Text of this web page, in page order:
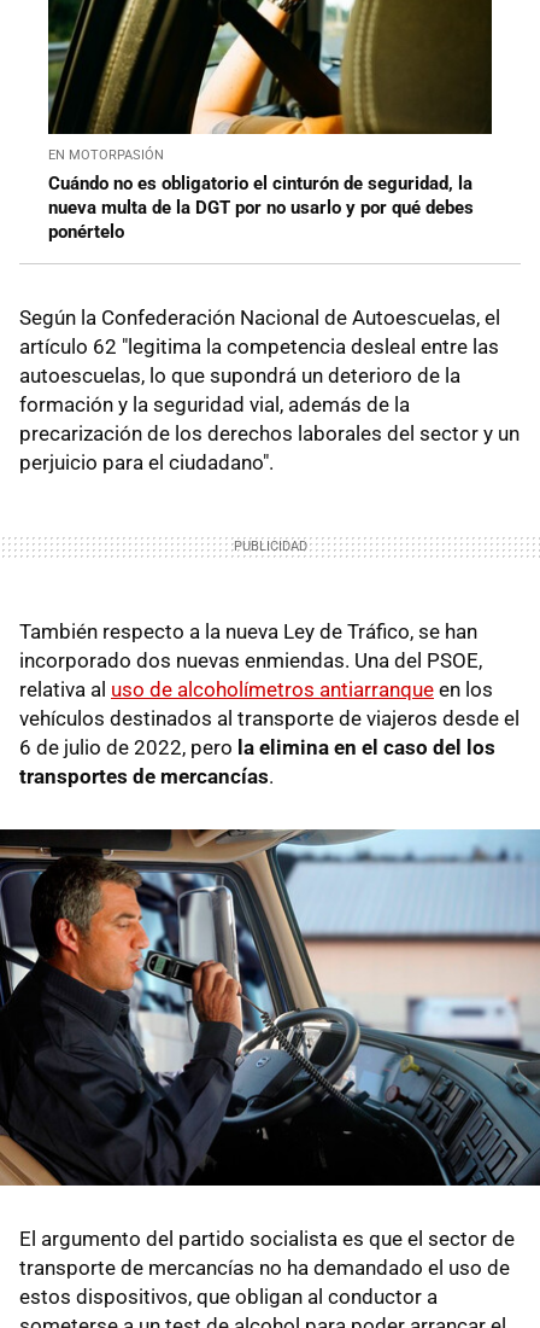
EN MOTORPASIÓN
Cuándo no es obligatorio el cinturón de seguridad, la
nueva multa de la DGT por no usarlo y por qué debes
ponértelo
Según la Confederación Nacional de Autoescuelas, el
artículo 62 "legitima la competencia desleal entre las
autoescuelas, lo que supondrá un deterioro de la
formación y la seguridad vial, además de la
precarización de los derechos laborales del sector y un
perjuicio para el ciudadano".
También respecto a la nueva Ley de Tráfico, se han
incorporado dos nuevas enmiendas. Una del PSOE,
relativa al uso de alcoholímetros antiarranque en los
vehículos destinados al transporte de viajeros desde el
6 de julio de 2022, pero la elimina en el caso del los
transportes de mercancías.
El argumento del partido socialista es que el sector de
transporte de mercancías no ha demandado el uso de
estos dispositivos, que obligan al conductor a